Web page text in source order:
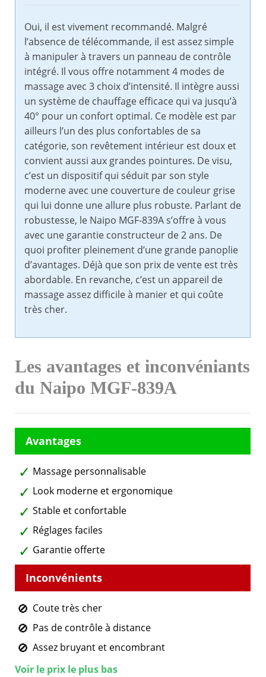
Oui, il est vivement recommandé. Malgré
l’absence de télécommande, il est assez simple
à manipuler à travers un panneau de contrôle
intégré. Il vous offre notamment 4 modes de
massage avec 3 choix d’intensité. Il intègre aussi
un système de chauffage efficace qui va jusqu’à
40° pour un confort optimal. Ce modèle est par
ailleurs l’un des plus confortables de sa
catégorie, son revêtement intérieur est doux et
convient aussi aux grandes pointures. De visu,
c’est un dispositif qui séduit par son style
moderne avec une couverture de couleur grise
qui lui donne une allure plus robuste. Parlant de
robustesse, le Naipo MGF-839A s’offre à vous
avec une garantie constructeur de 2 ans. De
quoi profiter pleinement d’une grande panoplie
d’avantages. Déjà que son prix de vente est très
abordable. En revanche, c’est un appareil de
massage assez difficile à manier et qui coûte
très cher.
Les avantages et inconvéniants
du Naipo MGF-839A
Massage personnalisable
Look moderne et ergonomique
Stable et confortable
Réglages faciles
Garantie offerte
Coute très cher
Pas de contrôle à distance
Assez bruyant et encombrant
Voir le prix le plus bas